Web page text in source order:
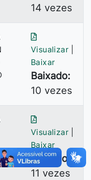
14 vezes
Visualizar
Baixar
Baixado:
10 vezes
Visualizar
Baixar
Baixado:
11 vezes